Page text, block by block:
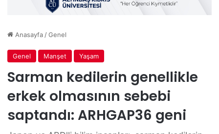
Anasayfa/Genel
Genel Manşet Yaşam
Sarman kedilerin genellikle
erkek olmasının sebebi
saptandı: ARHGAP36 geni